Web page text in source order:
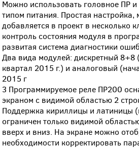
Можно использовать головное ПР
типом питания. Простая
добавляется в проект в несколько
контроль состояния модуля в
развитая система диагностики
Два вида модулей: дискретный
квартал 2015 г.) и аналоговый
2015 г
3 Программируемое реле ПР200
экраном с видимой областью 2
Поддержка кириллицы и латиницы
ограничен только видимой
вверх и вниз. На экране можно
необходимости корректировать